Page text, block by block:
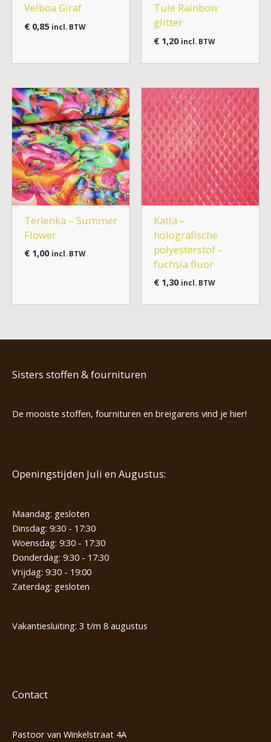
Velboa Giraf
€0,85 incl. BTW
Tule Rainbow
glitter
€1,20 incl. BTW
Terlenka – Summer
Flower
€1,00 incl. BTW
Katia –
holografische
polyesterstof –
fuchsia fluor
€1,30 incl. BTW
Sisters stoffen & fournituren
De mooiste stoffen, fournituren en breigarens vind je hier!
Openingstijden Juli en Augustus:
Maandag: gesloten
Dinsdag: 9:30 - 17:30
Woensdag: 9:30 - 17:30
Donderdag: 9:30 - 17:30
Vrijdag: 9:30 - 19:00
Zaterdag: gesloten
Vakantiesluiting: 3 t/m 8 augustus
Contact
Pastoor van Winkelstraat 4A